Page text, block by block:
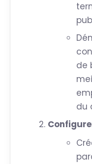
de
du